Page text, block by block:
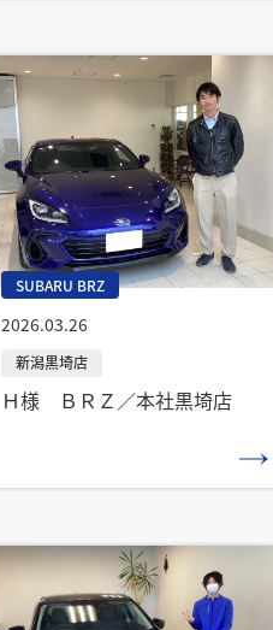
SUBARU BRZ
2026.03.26
Ｈ様 ＢＲＺ／本社黒埼店